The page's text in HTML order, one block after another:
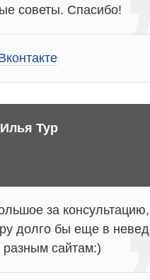
советы. Спасибо!
Илья Тур
за
долго бы еще в
сайтам:)